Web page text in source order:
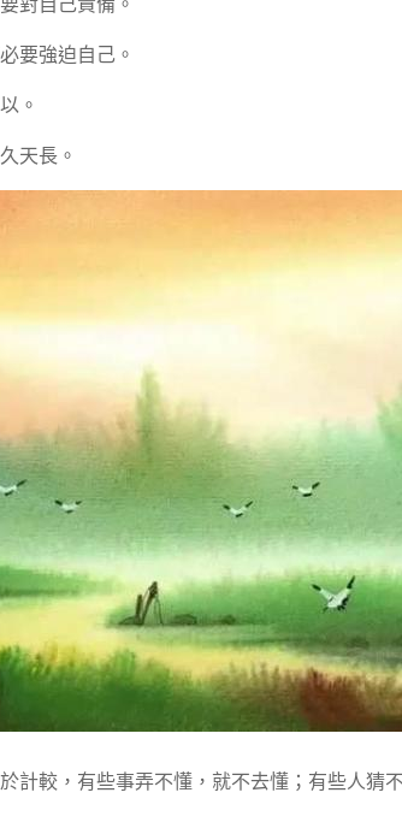
對自己責備。
要強迫自己。
。
天長。
計較，有些事弄不懂，就不去懂；有些人猜